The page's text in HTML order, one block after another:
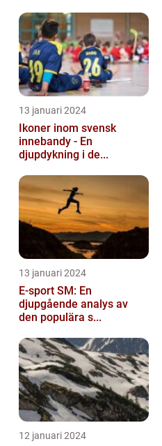
13 januari 2024
Ikoner inom svensk
innebandy - En
djupdykning i de...
13 januari 2024
E-sport SM: En
djupgående analys av
den populära s...
12 januari 2024